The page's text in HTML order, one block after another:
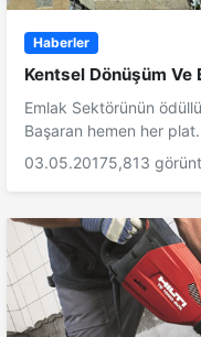
Haberler
Kentsel Dönüşüm Ve
Emlak Sektörünün ödüllü
Başaran hemen her
03.05.20175,813